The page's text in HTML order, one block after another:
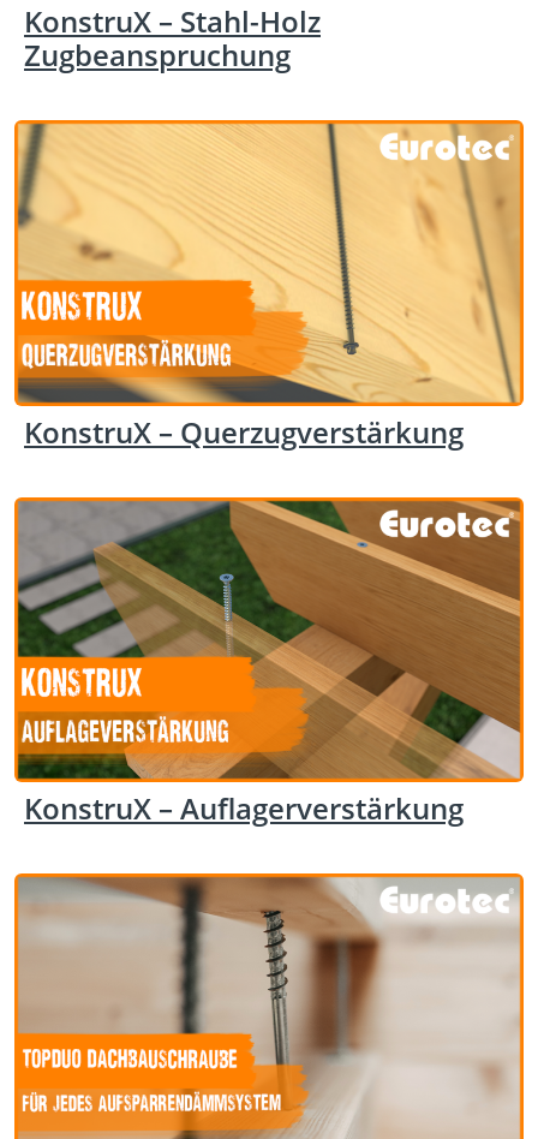
KonstruX – Stahl-Holz
Zugbeanspruchung
KonstruX – Querzugverstärkung
KonstruX – Auflagerverstärkung